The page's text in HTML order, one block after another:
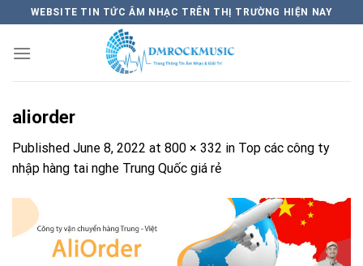
content
WEBSITE TIN TỨC ÂM NHẠC TRÊN THỊ TRƯỜNG HIỆN NAY
aliorder
Published June 8, 2022 at 800 × 332 in Top các công ty
nhập hàng tai nghe Trung Quốc giá rẻ